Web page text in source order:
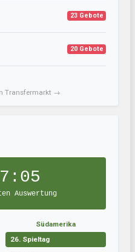
23 Gebote
20 Gebote
Transfermarkt →
Auswertung
Südamerika
26. Spieltag